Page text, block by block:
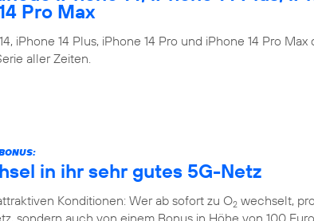
Pro Max
iPhone 14 Plus, iPhone 14 Pro und iPhone 14 Pro Max
aller Zeiten.
in ihr sehr gutes 5G-Netz
Konditionen: Wer ab sofort zu O2 wechselt,
sondern auch von einem Bonus in Höhe von 100